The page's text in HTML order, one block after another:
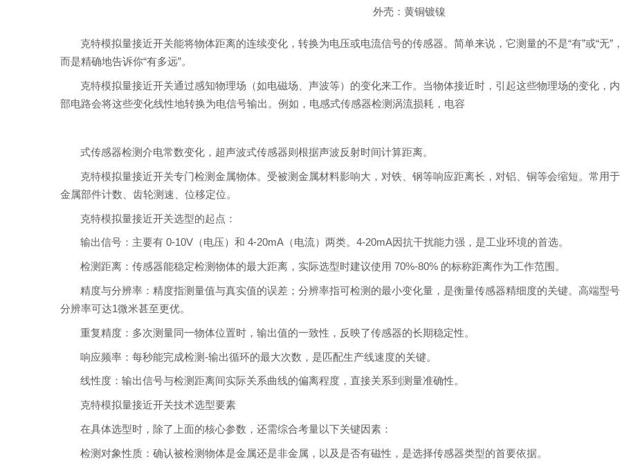
外壳：黄铜镀镍
克特模拟量接近开关能将物体距离的连续变化，转换为电压或电流信号的传感器。简单来说，它测量的不是“有”或“无”
而是精确地告诉你“有多远”。
克特模拟量接近开关通过感知物理场（如电磁场、声波等）的变化来工作。当物体接近时，引起这些物理场的变化，内
部电路会将这些变化线性地转换为电信号输出。例如，电感式传感器检测涡流损耗，电容
式传感器检测介电常数变化，超声波式传感器则根据声波反射时间计算距离。
克特模拟量接近开关专门检测金属物体。受被测金属材料影响大，对铁、钢等响应距离长，对铝、铜等会缩短。常用于
金属部件计数、齿轮测速、位移定位。
克特模拟量接近开关选型的起点：
输出信号：主要有 0-10V（电压）和 4-20mA（电流）两类。4-20mA因抗干扰能力强，是工业环境的首选。
检测距离：传感器能稳定检测物体的最大距离，实际选型时建议使用 70%-80% 的标称距离作为工作范围。
精度与分辨率：精度指测量值与真实值的误差；分辨率指可检测的最小变化量，是衡量传感器精细度的关键。高端型号
分辨率可达1微米甚至更优。
重复精度：多次测量同一物体位置时，输出值的一致性，反映了传感器的长期稳定性。
响应频率：每秒能完成检测-输出循环的最大次数，是匹配生产线速度的关键。
线性度：输出信号与检测距离间实际关系曲线的偏离程度，直接关系到测量准确性。
克特模拟量接近开关技术选型要素
在具体选型时，除了上面的核心参数，还需综合考量以下关键因素：
检测对象性质：确认被检测物体是金属还是非金属，以及是否有磁性，是选择传感器类型的首要依据。